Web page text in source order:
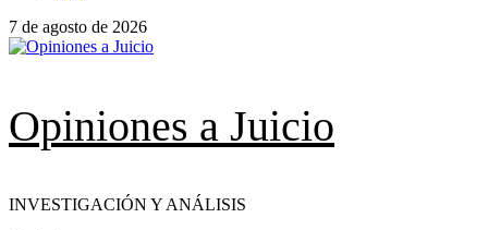
7 de agosto de 2026
Opiniones a Juicio
INVESTIGACIÓN Y ANÁLISIS